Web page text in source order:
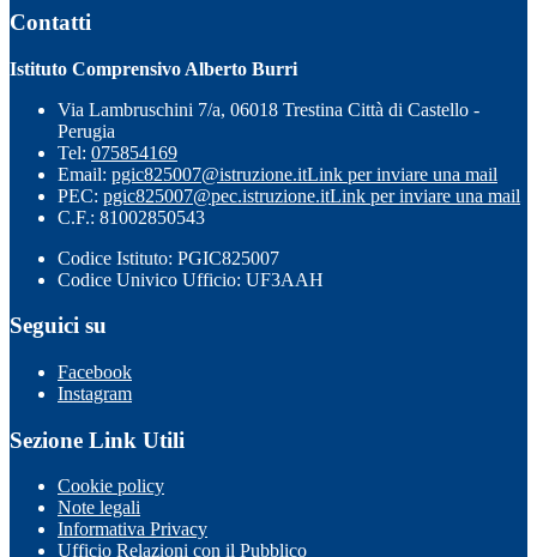
Contatti
Istituto Comprensivo Alberto Burri
Via Lambruschini 7/a, 06018 Trestina Città di Castello -
Perugia
Tel: 075854169
Email: pgic825007@istruzione.itLink per inviare una mail
PEC: pgic825007@pec.istruzione.itLink per inviare una mail
C.F.: 81002850543
Codice Istituto: PGIC825007
Codice Univico Ufficio: UF3AAH
Seguici su
Facebook
Instagram
Sezione Link Utili
Cookie policy
Note legali
Informativa Privacy
Ufficio Relazioni con il Pubblico